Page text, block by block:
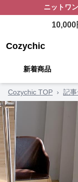
ニットワ
10,000
Cozychic
新着商品
Cozychic TOP › 記